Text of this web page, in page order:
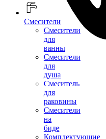
Смесители
Смесители
для
ванны
Смесители
для
душа
Смеситель
для
раковины
Смесители
на
биде
Комплектующие